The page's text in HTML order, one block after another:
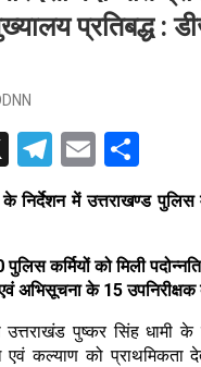
प्रतिबद्ध :
X
T
el
e
gr
a
m
E
m
ail
h
ar
e
निर्देशन में उत्तराखण्ड पुलिस
पुलिस कर्मियों को मिली पदोन्नति
अभिसूचना के 15 उपनिरीक्षक
उत्तराखंड पुष्कर सिंह धामी के
एवं कल्याण को प्राथमिकता